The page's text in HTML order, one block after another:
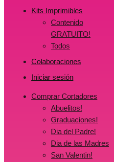
Kits Imprimibles
Contenido
GRATUITO!
Todos
Colaboraciones
Iniciar sesión
Comprar Cortadores
Abuelitos!
Graduaciones!
Dia del Padre!
Dia de las Madres
San Valentin!